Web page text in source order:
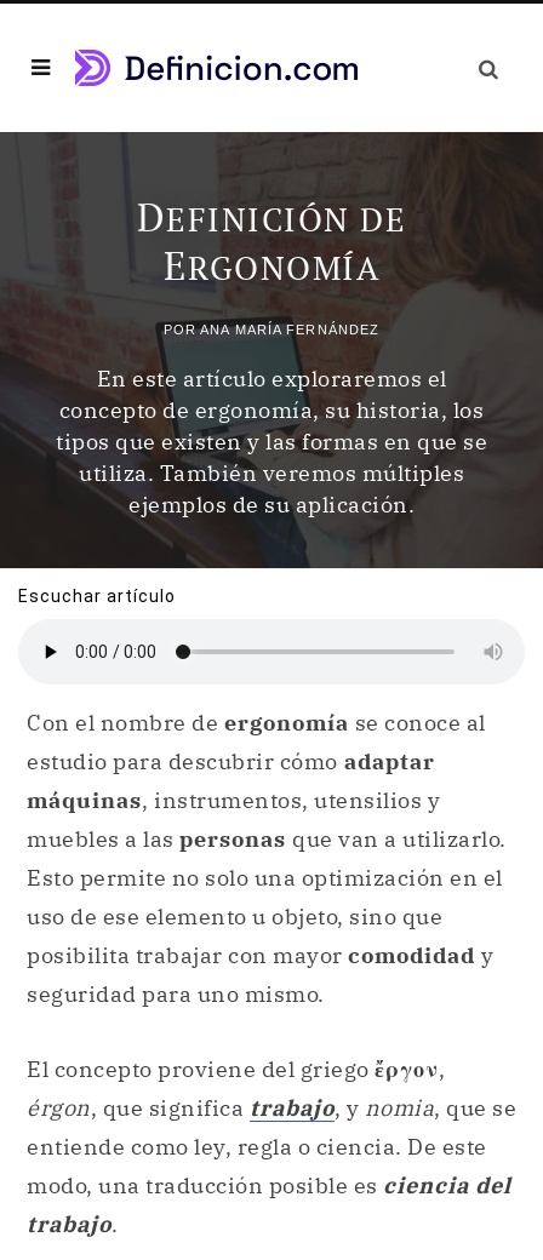
DEFINICIÓN DE
ERGONOMÍA
PORANA MARÍA FERNÁNDEZ
En este artículo exploraremos el
concepto de ergonomía, su historia, los
tipos que existen y las formas en que se
utiliza. También veremos múltiples
ejemplos de su aplicación.
Escuchar artículo
Con el nombre de ergonomía se conoce al
estudio para descubrir cómo adaptar
máquinas, instrumentos, utensilios y
muebles a las personas que van a utilizarlo.
Esto permite no solo una optimización en el
uso de ese elemento u objeto, sino que
posibilita trabajar con mayor comodidad y
seguridad para uno mismo.
El concepto proviene del griego ἔργον,
érgon, que significa trabajo, y nomia, que se
entiende como ley, regla o ciencia. De este
modo, una traducción posible es ciencia del
trabajo.